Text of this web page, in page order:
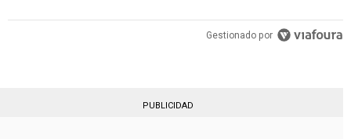
Gestionado por
PUBLICIDAD